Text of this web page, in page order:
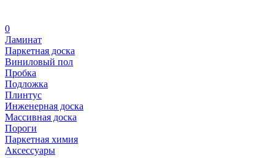
0
Ламинат
Паркетная доска
Виниловый пол
Пробка
Подложка
Плинтус
Инженерная доска
Массивная доска
Пороги
Паркетная химия
Аксессуары